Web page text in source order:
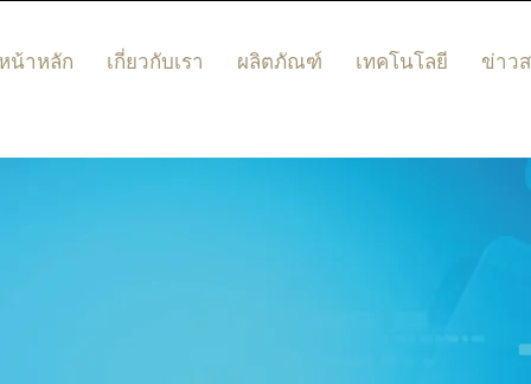
น้าหลัก เกี่ยวกับเรา ผลิตภัณฑ์ เทคโนโลยี ข่าว